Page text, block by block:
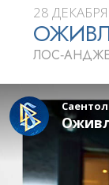
Что саентологи
Саентологии
Внутри церкви
Основные
Введение в
28